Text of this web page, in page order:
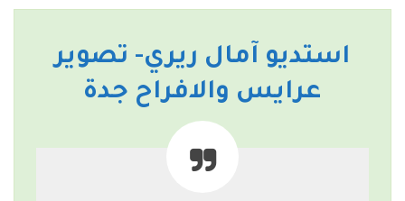
استديو آمال ريري- تصوير
عرايس والافراح جدة